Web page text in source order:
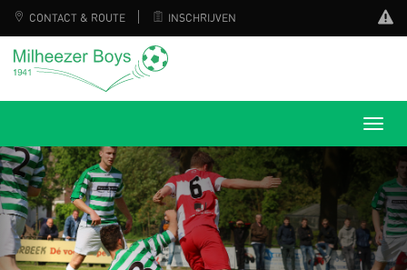
CONTACT & ROUTE INSCHRIJVEN